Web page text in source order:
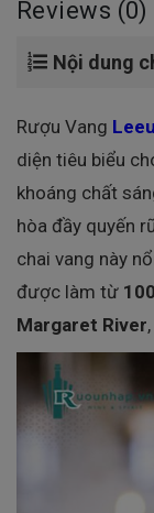
Reviews (0)
Nội dung
Rượu Vang
diện tiêu biểu
khoáng chất
hòa đầy quyến
chai vang này
được làm từ
Margaret River